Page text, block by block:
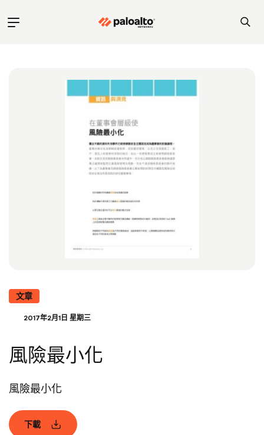
文章
2017年2月1日 星期三
風險最小化
風險最小化
下載